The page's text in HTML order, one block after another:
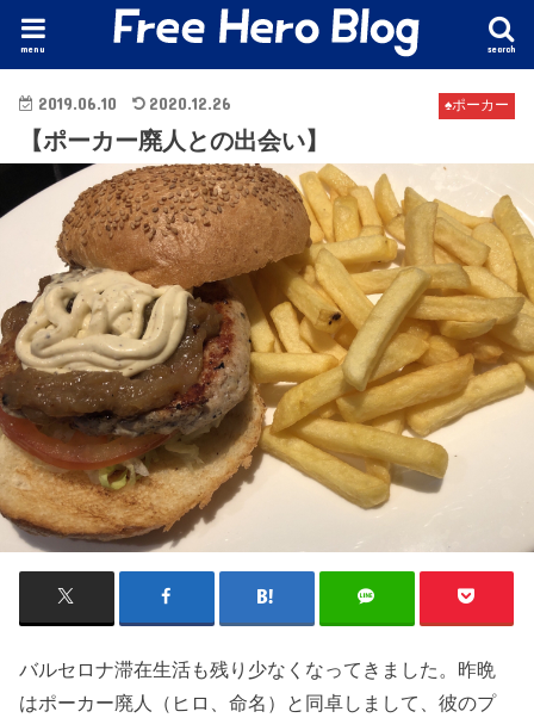
search
menu
♠️ポーカー
2019.06.10 2020.12.26
【ポーカー廃人との出会い】
バルセロナ滞在生活も残り少なくなってきました。昨晩
はポーカー廃人（ヒロ、命名）と同卓しまして、彼のプ